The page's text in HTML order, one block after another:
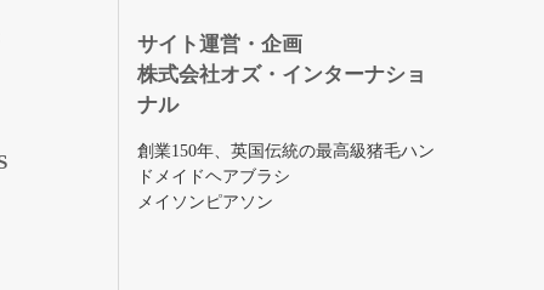
サイト運営・企画
株式会社オズ・インターナショ
ナル
創業150年、英国伝統の最高級猪毛ハン
ドメイドヘアブラシ
メイソンピアソン